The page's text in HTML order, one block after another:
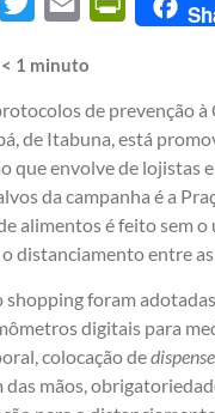
< 1 minuto
de prevenção à
de Itabuna, está
que envolve de lojistas
da campanha é a
alimentos é feito sem o
distanciamento entre as
shopping foram
digitais para
colocação de
das mãos,